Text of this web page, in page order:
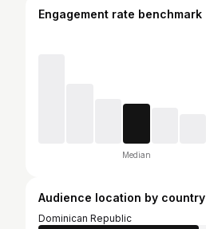
Engagement rate benchmark
Median
Audience location by country
Dominican Republic